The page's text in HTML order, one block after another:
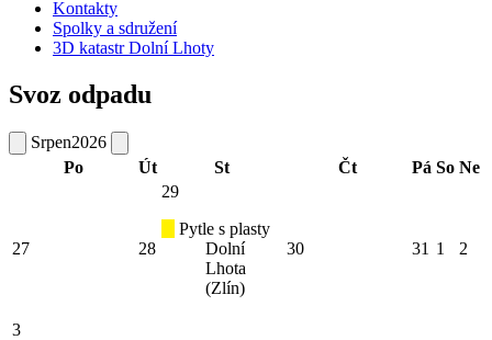
Kontakty
Spolky a sdružení
3D katastr Dolní Lhoty
Svoz odpadu
Srpen2026
Po
Út St Čt Pá So Ne
27 28
29
Pytle s plasty
Dolní
Lhota
(Zlín)
30 31 1 2
3